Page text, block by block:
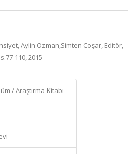
Aylin Özman,Simten Coşar, Editör,
110, 2015
/ Araştırma Kitabı